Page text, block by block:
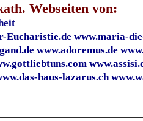
Webseiten von:
Eucharistie.de www.maria-
www.adoremus.de
haus-lazarus.ch